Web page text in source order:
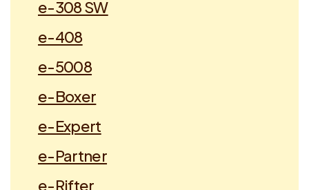
e-308 SW
e-408
e-5008
e-Boxer
e-Expert
e-Partner
e-Rifter